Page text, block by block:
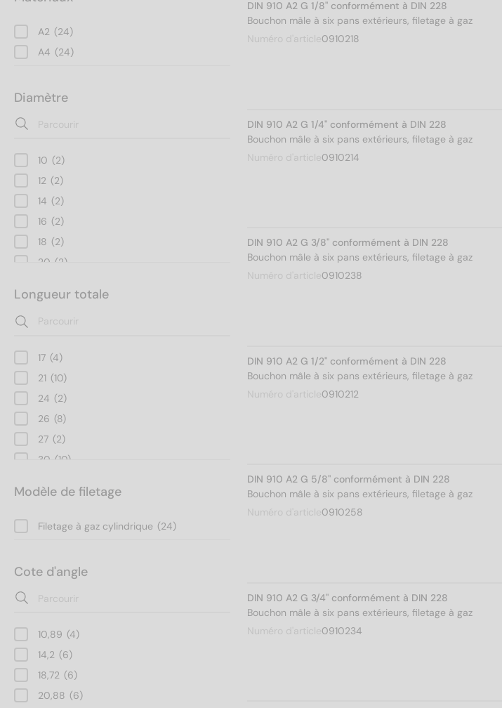
A2 (24)
A4 (24)
Diamètre
10 (2)
12 (2)
14 (2)
16 (2)
18 (2)
20 (2)
24 (2)
26
(2)
30
(4)
Longueur totale
17 (4)
21 (10)
24 (2)
26 (8)
27 (2)
30 (10)
33 (4)
40
Modèle de filetage
Filetage à gaz cylindrique (24)
Cote d'angle
10,89 (4)
14,2 (6)
18,72 (6)
20,88 (6)
DIN 910 A2 G 1/8" conformément à DIN 228
Bouchon mâle à six pans extérieurs, filetage à gaz
Numéro d'article 0910218
DIN 910 A2 G 1/4" conformément à DIN 228
Bouchon mâle à six pans extérieurs, filetage à gaz
Numéro d'article 0910214
DIN 910 A2 G 3/8" conformément à DIN 228
Bouchon mâle à six pans extérieurs, filetage à gaz
Numéro d'article 0910238
DIN 910 A2 G 1/2" conformément à DIN 228
Bouchon mâle à six pans extérieurs, filetage à gaz
Numéro d'article 0910212
DIN 910 A2 G 5/8" conformément à DIN 228
Bouchon mâle à six pans extérieurs, filetage à gaz
Numéro d'article 0910258
DIN 910 A2 G 3/4" conformément à DIN 228
Bouchon mâle à six pans extérieurs, filetage à gaz
Numéro d'article 0910234